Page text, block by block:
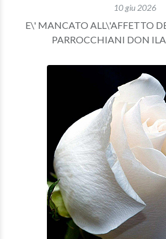
10 giu 2026
E\' MANCATO ALL\'AFFETTO
PARROCCHIANI DON